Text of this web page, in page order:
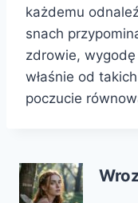
każdemu
snach
zdrowie,
właśnie od
poczucie